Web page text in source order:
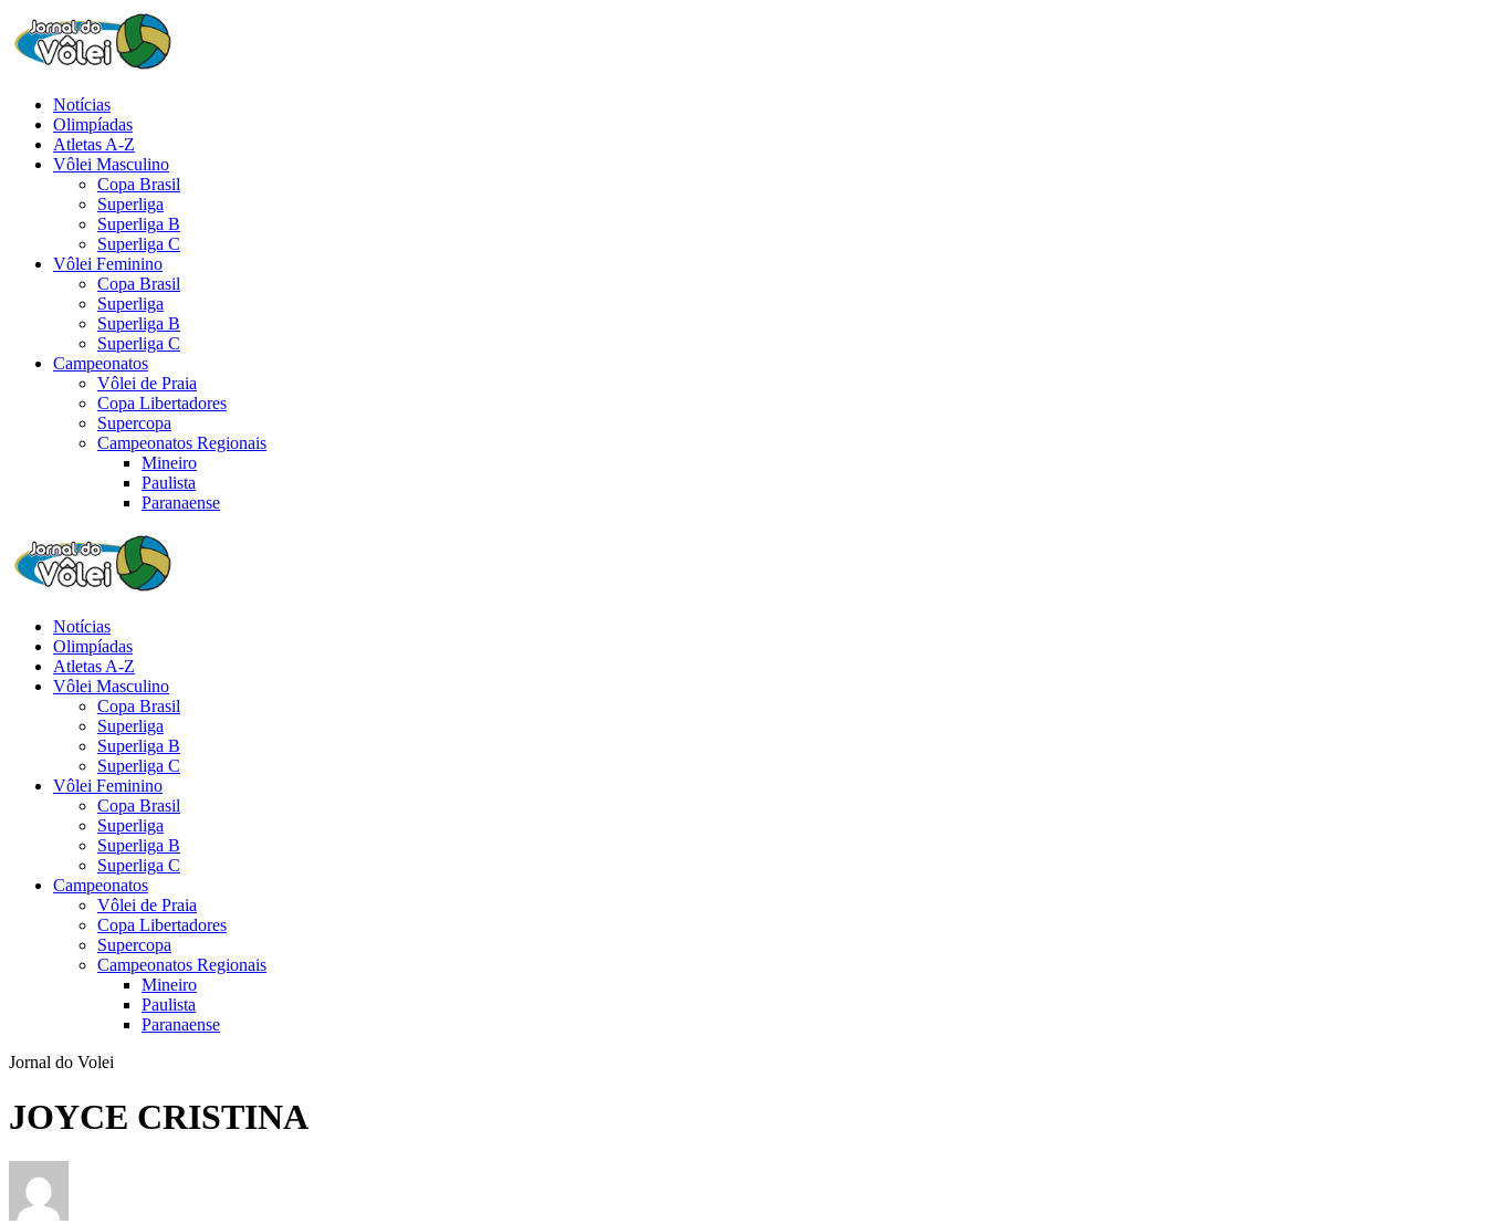
Notícias
Olimpíadas
Atletas A-Z
Vôlei Masculino
Copa Brasil
Superliga
Superliga B
Superliga C
Vôlei Feminino
Copa Brasil
Superliga
Superliga B
Superliga C
Campeonatos
Vôlei de Praia
Copa Libertadores
Supercopa
Campeonatos Regionais
Mineiro
Paulista
Paranaense
Notícias
Olimpíadas
Atletas A-Z
Vôlei Masculino
Copa Brasil
Superliga
Superliga B
Superliga C
Vôlei Feminino
Copa Brasil
Superliga
Superliga B
Superliga C
Campeonatos
Vôlei de Praia
Copa Libertadores
Supercopa
Campeonatos Regionais
Mineiro
Paulista
Paranaense
Jornal do Volei
JOYCE CRISTINA